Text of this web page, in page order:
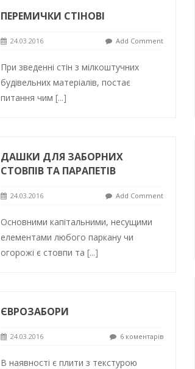
ПЕРЕМИЧКИ СТІНОВІ
24.03.2016 Add Comment
При зведенні стін з мілкоштучних
будівельних матеріалів, постає
питання чим [...]
ДАШКИ ДЛЯ ЗАБОРНИХ
СТОВПІВ ТА ПАРАПЕТІВ
24.03.2016 Add Comment
Основними капітальними, несущими
елементами любого паркану чи
огорожі є стовпи та [...]
ЄВРОЗАБОРИ
24.03.2016 6 коментарів
В наявності є плити з текстурою